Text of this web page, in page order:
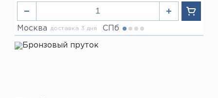
Москва доставка 3 дня СПб